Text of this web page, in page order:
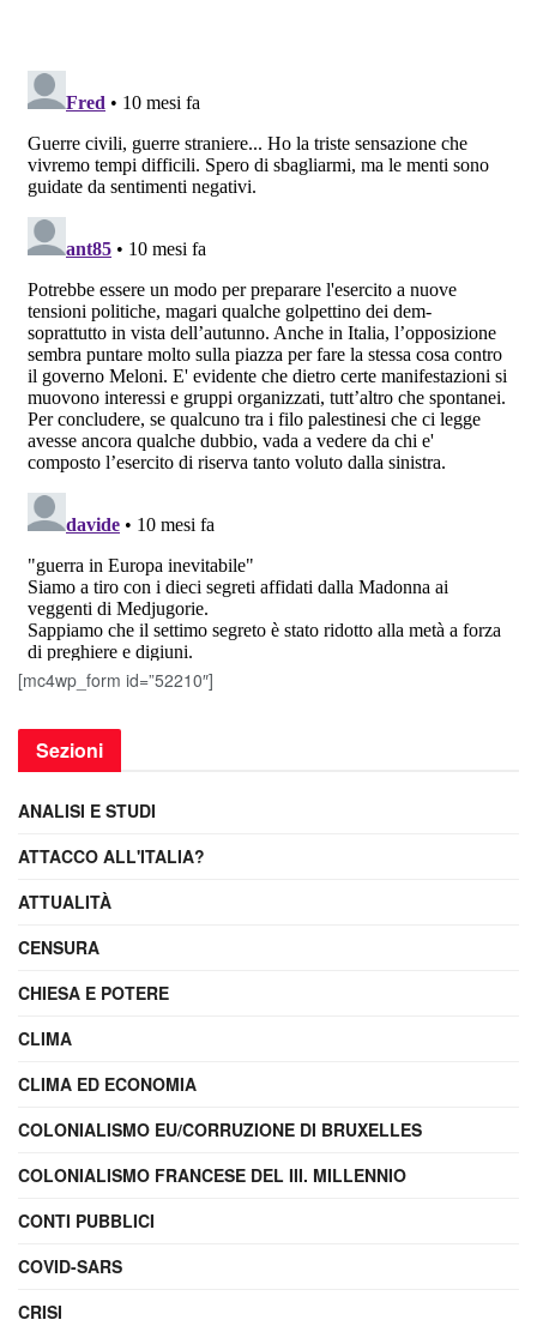
[mc4wp_form id=”52210″]
Sezioni
ANALISI E STUDI
ATTACCO ALL'ITALIA?
ATTUALITÀ
CENSURA
CHIESA E POTERE
CLIMA
CLIMA ED ECONOMIA
COLONIALISMO EU/CORRUZIONE DI BRUXELLES
COLONIALISMO FRANCESE DEL III. MILLENNIO
CONTI PUBBLICI
COVID-SARS
CRISI